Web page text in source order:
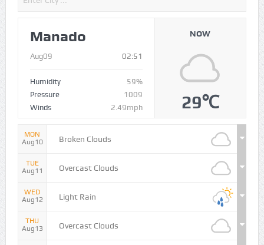
Manado
Aug09 02:51
Humidity
59%
Pressure
1009
Winds
2.49mph
NOW
29℃
MON
Aug10
Broken Clouds
TUE
Aug11
Overcast Clouds
WED
Aug12
Light Rain
THU
Aug13
Overcast Clouds